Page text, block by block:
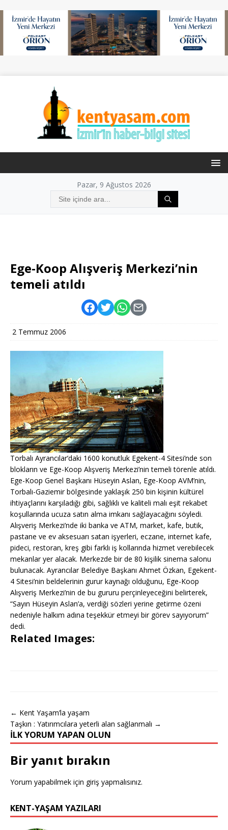
Pazar, 9 Ağustos 2026
Ege-Koop Alışveriş Merkezi’nin
temeli atıldı
2 Temmuz 2006
Torbalı Ayrancılar’daki 1600 konutluk Egekent-4 Sitesi’nde son
blokların ve Ege-Koop Alışveriş Merkezi’nin temeli törenle atıldı.
Ege-Koop Genel Başkanı Hüseyin Aslan, Ege-Koop AVM’nin,
Torbalı-Gaziemir bölgesinde yaklaşık 250 bin kişinin kültürel
ihtiyaçlarını karşıladığı gibi, sağlıklı ve kaliteli malı eşit rekabet
koşullarında ucuza satın alma imkanı sağlayacağını söyledi.
Alışveriş Merkezi’nde iki banka ve ATM, market, kafe, butik,
pastane ve ev aksesuarı satan işyerleri, eczane, internet kafe,
pideci, restoran, kreş gibi farklı iş kollarında hizmet verebilecek
mekanlar yer alacak. Merkezde bir de 80 kişilik sinema salonu
bulunacak. Ayrancılar Belediye Başkanı Ahmet Özkan, Egekent-
4 Sitesi’nin beldelerinin gurur kaynağı olduğunu, Ege-Koop
Alışveriş Merkezi’nin de bu gururu perçinleyeceğini belirterek,
“Sayın Hüseyin Aslan’a, verdiği sözleri yerine getirme özeni
nedeniyle halkım adına teşekkür etmeyi bir görev sayıyorum”
dedi.
Related Images:
← Kent Yaşam’la yaşam
Taşkın : Yatırımcılara yeterli alan sağlanmalı →
İLK YORUM YAPAN OLUN
Bir yanıt bırakın
Yorum yapabilmek için giriş yapmalısınız.
KENT-YAŞAM YAZILARI